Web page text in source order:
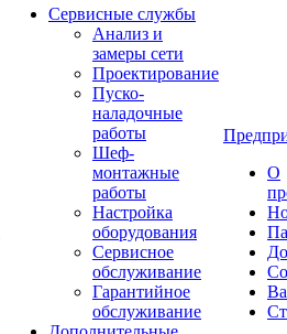
Сервисные службы
Анализ и
замеры сети
Проектирование
Пуско-
наладочные
работы
Шеф-
монтажные
работы
Настройка
оборудования
Сервисное
обслуживание
Гарантийное
обслуживание
О